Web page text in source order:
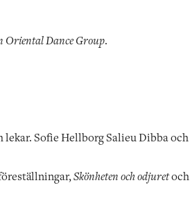
Oriental Dance Group.
lekar. Sofie Hellborg Salieu Dibba och
Skönheten och odjuretoch